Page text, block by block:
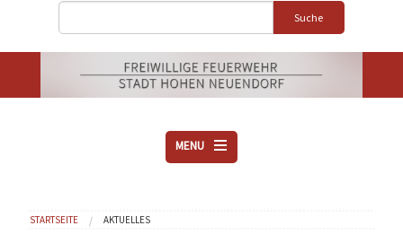
Suche
MENU
Sie sind hier
STARTSEITE AKTUELLES